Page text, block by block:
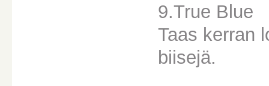
9.True Blue
Taas kerran
biisejä.